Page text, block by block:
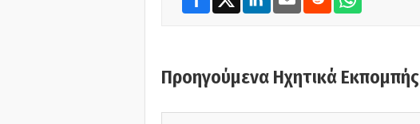
Προηγούμενα Ηχητικά Εκπομπής